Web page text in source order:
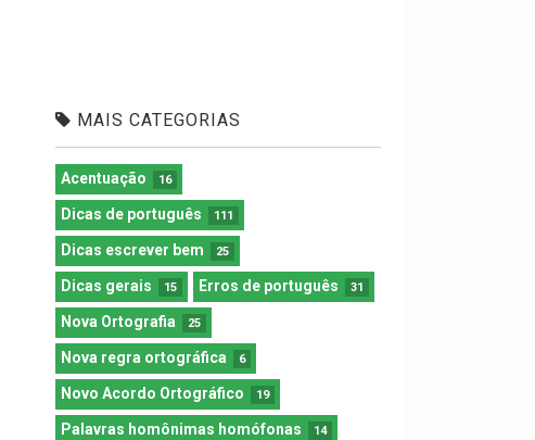
MAIS CATEGORIAS
Acentuação 16
Dicas de português 111
Dicas escrever bem 25
Dicas gerais 15 Erros de português 31
Nova Ortografia 25
Nova regra ortográfica 6
Novo Acordo Ortográfico 19
Palavras homônimas homófonas 14